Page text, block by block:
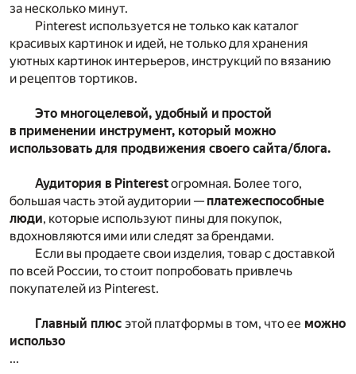
за несколько минут.
Pinterest используется не только как каталог
красивых картинок и идей, не только для хранения
уютных картинок интерьеров, инструкций по вязанию
и рецептов тортиков.
Это многоцелевой, удобный и простой
в применении инструмент, который можно
использовать для продвижения своего сайта/блога.
Аудитория в Pinterestогромная. Более того,
большая часть этой аудитории — платежеспособные
люди, которые используют пины для покупок,
вдохновляются ими или следят за брендами.
Если вы продаете свои изделия, товар с доставкой
по всей России, то стоит попробовать привлечь
покупателей из Pinterest.
Главный плюс этой платформы в том, что ее можно
использо
...